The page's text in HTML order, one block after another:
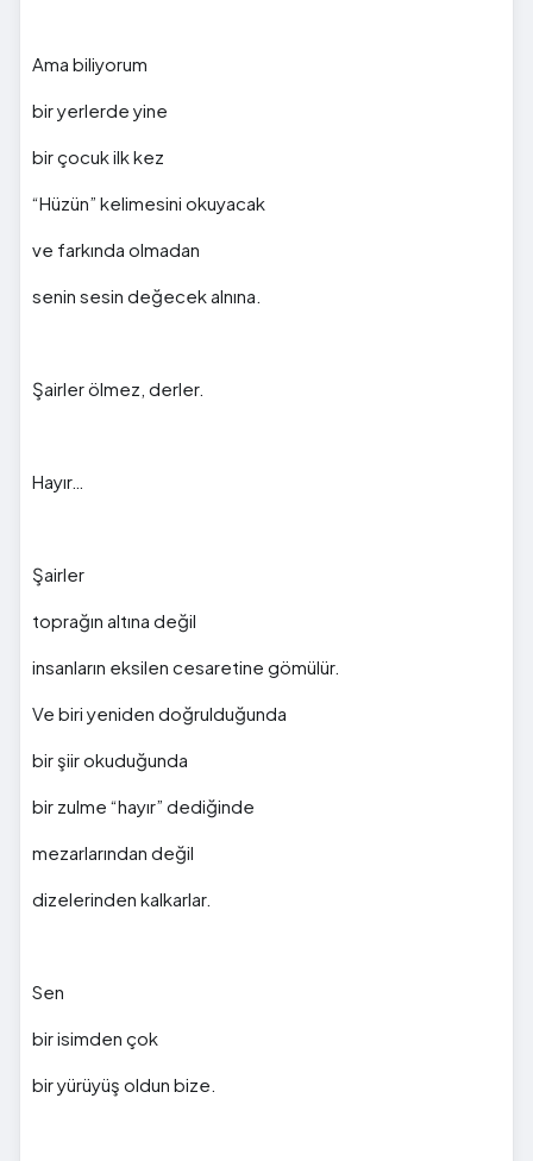
Ama biliyorum
bir yerlerde yine
bir çocuk ilk kez
“Hüzün” kelimesini okuyacak
ve farkında olmadan
senin sesin değecek alnına.
Şairler ölmez, derler.
Hayır…
Şairler
toprağın altına değil
insanların eksilen cesaretine gömülür.
Ve biri yeniden doğrulduğunda
bir şiir okuduğunda
bir zulme “hayır” dediğinde
mezarlarından değil
dizelerinden kalkarlar.
Sen
bir isimden çok
bir yürüyüş oldun bize.